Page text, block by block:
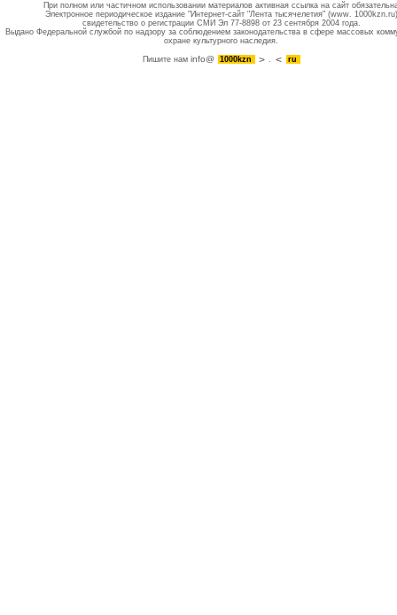
При полном или частичном использовании материалов активная ссылка на сайт
Электронное периодическое издание "Интернет-сайт "Лента тысячелетия" (www. 1000kzn.ru)
свидетельство о регистрации СМИ Эл 77-8898 от 23 сентября 2004 года.
Выдано Федеральной службой по надзору за соблюдением законодательства в сфере массовых
охране культурного наследия.
Пишите намinfo@ 1000kzn . ru